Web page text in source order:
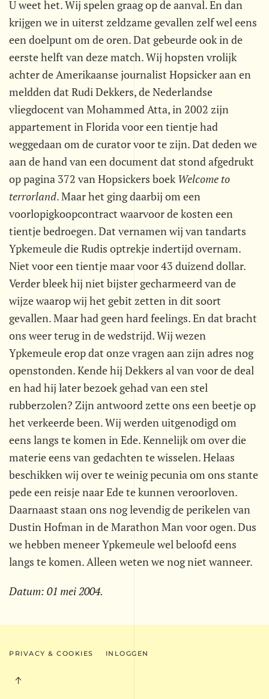
U weet het. Wij spelen graag op de aanval. En dan
krijgen we in uiterst zeldzame gevallen zelf wel eens
een doelpunt om de oren. Dat gebeurde ook in de
eerste helft van deze match. Wij hopsten vrolijk
achter de Amerikaanse journalist Hopsicker aan en
meldden dat Rudi Dekkers, de Nederlandse
vliegdocent van Mohammed Atta, in 2002 zijn
appartement in Florida voor een tientje had
weggedaan om de curator voor te zijn. Dat deden we
aan de hand van een document dat stond afgedrukt
op pagina 372 van Hopsickers boek Welcome to
terrorland. Maar het ging daarbij om een
voorlopigkoopcontract waarvoor de kosten een
tientje bedroegen. Dat vernamen wij van tandarts
Ypkemeule die Rudis optrekje indertijd overnam.
Niet voor een tientje maar voor 43 duizend dollar.
Verder bleek hij niet bijster gecharmeerd van de
wijze waarop wij het gebit zetten in dit soort
gevallen. Maar had geen hard feelings. En dat bracht
ons weer terug in de wedstrijd. Wij wezen
Ypkemeule erop dat onze vragen aan zijn adres nog
openstonden. Kende hij Dekkers al van voor de deal
en had hij later bezoek gehad van een stel
rubberzolen? Zijn antwoord zette ons een beetje op
het verkeerde been. Wij werden uitgenodigd om
eens langs te komen in Ede. Kennelijk om over die
materie eens van gedachten te wisselen. Helaas
beschikken wij over te weinig pecunia om ons stante
pede een reisje naar Ede te kunnen veroorloven.
Daarnaast staan ons nog levendig de perikelen van
Dustin Hofman in de Marathon Man voor ogen. Dus
we hebben meneer Ypkemeule wel beloofd eens
langs te komen. Alleen weten we nog niet wanneer.
Datum: 01 mei 2004.
PRIVACY & COOKIES INLOGGEN